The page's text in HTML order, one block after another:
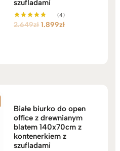
szufladami
Oceniono
(4)
2.649zł Pierwotna
1.899złAktualna
Białe biurko do open
office z drewnianym
blatem 140x70cm z
kontenerkiem z
szufladami